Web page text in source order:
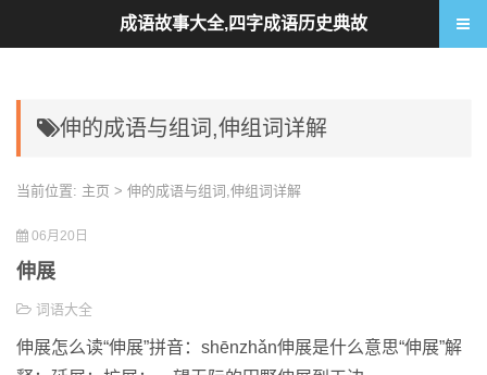
伸的成语与组词,伸组词详解
当前位置: 主页 > 伸的成语与组词,伸组词详解
06月20日
伸展
词语大全
伸展怎么读“伸展”拼音：shēnzhǎn伸展是什么意思“伸展”解
成语故事大全,四字成语历史典故